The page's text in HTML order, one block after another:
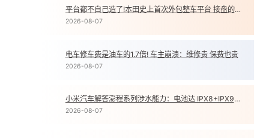
平台都不自己造了!本田史上首次外包整车平台 接盘的是印度公司
2026-08-07
电车修车费是油车的1.7倍! 车主崩溃：维修贵 保费也贵
2026-08-07
小米汽车解答澎程系列涉水能力：电池达 IPX8+IPX9K 双防水等级
2026-08-07